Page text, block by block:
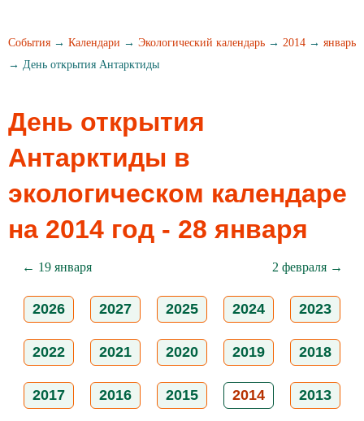
События → Календари → Экологический календарь → 2014 → январь
→ День открытия Антарктиды
День открытия
Антарктиды в
экологическом календаре
на 2014 год - 28 января
← 19 января 2 февраля →
2026 2027 2025 2024 2023
2022 2021 2020 2019 2018
2017 2016 2015 2014 2013